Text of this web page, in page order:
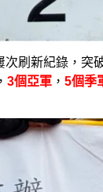
刷新紀錄，突
， 3個亞軍 ， 5個季